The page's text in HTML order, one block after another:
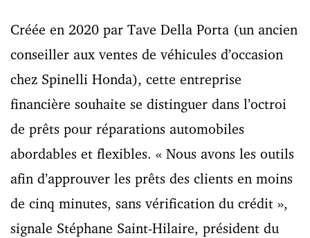
Créée en 2020 par Tave Della Porta (un ancien
conseiller aux ventes de véhicules d’occasion
chez Spinelli Honda), cette entreprise
financière souhaite se distinguer dans l’octroi
de prêts pour réparations automobiles
abordables et flexibles. « Nous avons les outils
afin d’approuver les prêts des clients en moins
de cinq minutes, sans vérification du crédit »,
signale Stéphane Saint-Hilaire, président du